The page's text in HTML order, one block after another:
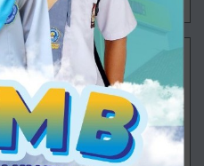
Muhammadiyah 1
SMK Muhammadiyah 1
- Dilihat 880 kali